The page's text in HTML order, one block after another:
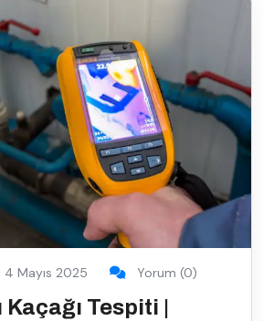
4 Mayıs 2025 Yorum (0)
Tespiti |